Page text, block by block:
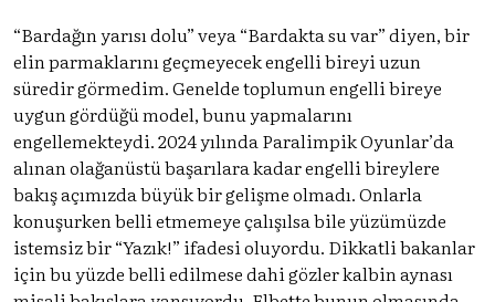
“Bardağın yarısı dolu” veya “Bardakta su var” diyen, bir
elin parmaklarını geçmeyecek engelli bireyi uzun
süredir görmedim. Genelde toplumun engelli bireye
uygun gördüğü model, bunu yapmalarını
engellemekteydi. 2024 yılında Paralimpik Oyunlar’da
alınan olağanüstü başarılara kadar engelli bireylere
bakış açımızda büyük bir gelişme olmadı. Onlarla
konuşurken belli etmemeye çalışılsa bile yüzümüzde
istemsiz bir “Yazık!” ifadesi oluyordu. Dikkatli bakanlar
için bu yüzde belli edilmese dahi gözler kalbin aynası